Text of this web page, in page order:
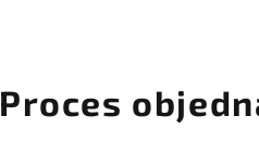
Proces